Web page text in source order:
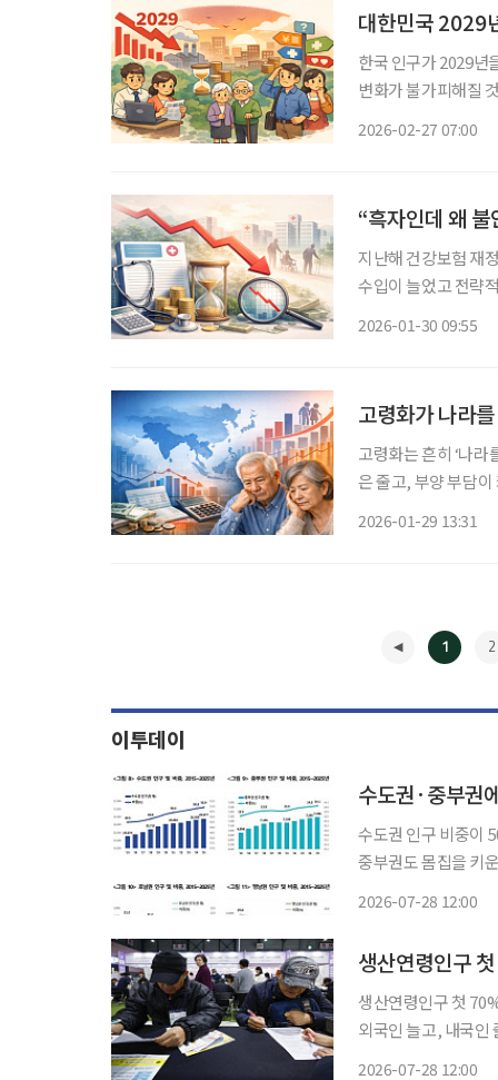
대한민국 2029
한국 인구가 2029년
변화가 불가피해질
2026-02-27 07:00
지난해 건강보험 재
수입이 늘었고 전략
2026-01-30 09:55
고령화가 나라
고령화는 흔히 ‘나
은 줄고, 부양 부담
2026-01-29 13:31
1 2
이투데이
수도권·중부권
수도권 인구 비중이
중부권도 몸집을 키
2026-07-28 12:00
생산연령인구
생산연령인구 첫
외국인 늘고, 내국인 줄고 우리나라 국민 중 일할 수 있는 나이(15~64세)인
2026-07-28 12:00